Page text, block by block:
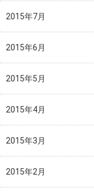
2015年7月
2015年6月
2015年5月
2015年4月
2015年3月
2015年2月